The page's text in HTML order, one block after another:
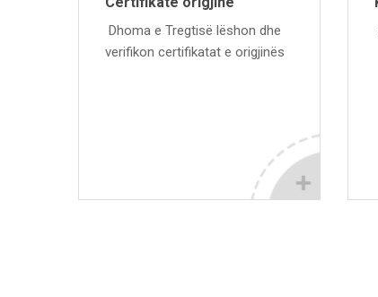
Dhoma e Tregtisë lëshon dhe
verifikon certifikatat e origjinës